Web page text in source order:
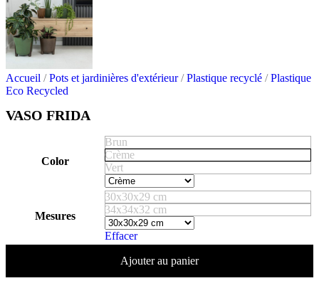
Accueil / Pots et jardinières d'extérieur/ Plastique recyclé / Plastique
Eco Recycled
VASO FRIDA
Color
Brun
Crème
Vert
Mesures
30x30x29 cm
34x34x32 cm
Effacer
Ajouter au panier